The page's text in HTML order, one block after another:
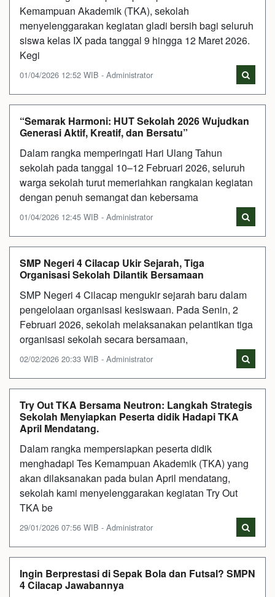
Kemampuan Akademik (TKA), sekolah
menyelenggarakan kegiatan gladi bersih bagi seluruh
siswa kelas IX pada tanggal 9 hingga 12 Maret 2026.
Kegi
01/04/2026 12:52 WIB - Administrator
“Semarak Harmoni: HUT Sekolah 2026 Wujudkan
Generasi Aktif, Kreatif, dan Bersatu”
Dalam rangka memperingati Hari Ulang Tahun
sekolah pada tanggal 10–12 Februari 2026, seluruh
warga sekolah turut memeriahkan rangkaian kegiatan
dengan penuh semangat dan kebersama
01/04/2026 12:45 WIB - Administrator
SMP Negeri 4 Cilacap Ukir Sejarah, Tiga
Organisasi Sekolah Dilantik Bersamaan
SMP Negeri 4 Cilacap mengukir sejarah baru dalam
pengelolaan organisasi kesiswaan. Pada Senin, 2
Februari 2026, sekolah melaksanakan pelantikan tiga
organisasi sekolah secara bersamaan,
02/02/2026 20:33 WIB - Administrator
Try Out TKA Bersama Neutron: Langkah Strategis
Sekolah Menyiapkan Peserta didik Hadapi TKA
April Mendatang.
Dalam rangka mempersiapkan peserta didik
menghadapi Tes Kemampuan Akademik (TKA) yang
akan dilaksanakan pada bulan April mendatang,
sekolah kami menyelenggarakan kegiatan Try Out
TKA be
29/01/2026 07:56 WIB - Administrator
Ingin Berprestasi di Sepak Bola dan Futsal? SMPN
4 Cilacap Jawabannya